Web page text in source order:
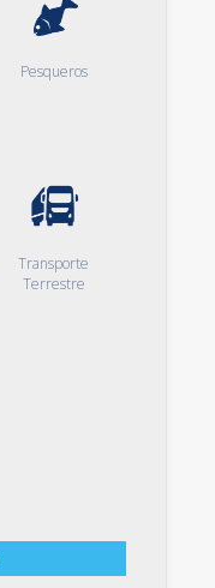
Pesqueros
Transporte
Terrestre